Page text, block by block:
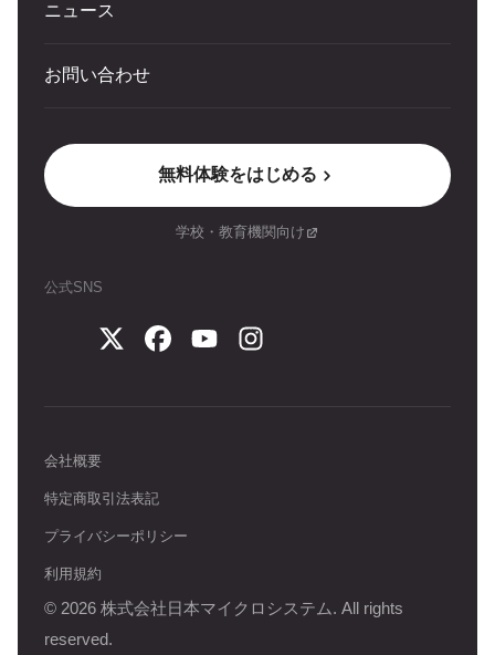
ニュース
お問い合わせ
無料体験をはじめる
学校・教育機関向け
公式SNS
会社概要
特定商取引法表記
プライバシーポリシー
利用規約
© 2026 株式会社日本マイクロシステム. All rights
reserved.